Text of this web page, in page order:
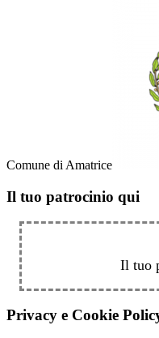
Comune di Amatrice
Il tuo patrocinio qui
Il tuo
Privacy e Cookie